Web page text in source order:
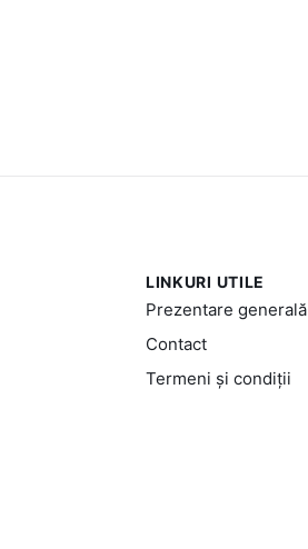
LINKURI UTILE
Prezentare generală
Contact
Termeni și condiții